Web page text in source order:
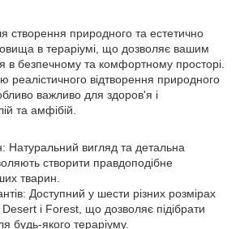
створення природного та естетично
в тераріумі, що дозволяє вашим
в безпечному та комфортному просторі.
реалістичного відтворення природного
важливо для здоров'я і
та амфібій.
Натуральний вигляд та детальна
створити правдоподібне
тварин.
Доступний у шести різних розмірах
і Forest, що дозволяє підібрати
будь-якого тераріуму.